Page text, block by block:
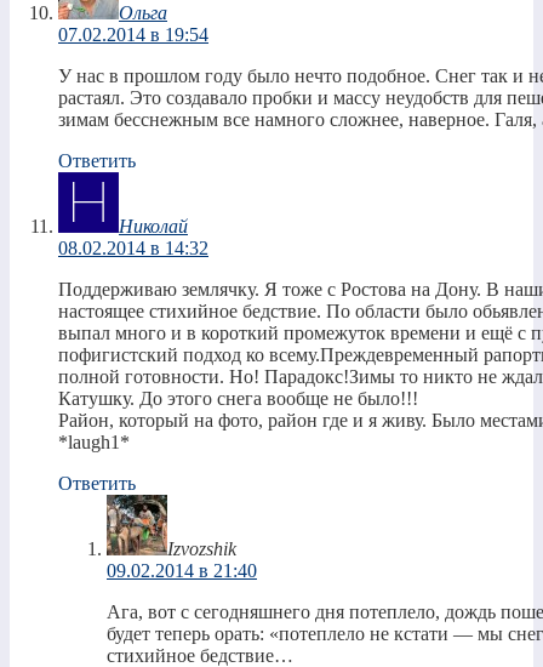
Ольга
07.02.2014 в 19:54
У нас в прошлом году было нечто подобное. Снег так и
растаял. Это создавало пробки и массу неудобств для
зимам бесснежным все намного сложнее, наверное. Галя,
Ответить
Николай
08.02.2014 в 14:32
Поддерживаю землячку. Я тоже с Ростова на Дону. В
настоящее стихийное бедствие. По области было
выпал много и в короткий промежуток времени и ещё
пофигистский подход ко всему.Преждевременный
полной готовности. Но! Парадокс!Зимы то никто не
Катушку. До этого снега вообще не было!!!
Район, который на фото, район где и я живу. Было
*laugh1*
Ответить
Izvozshik
09.02.2014 в 21:40
Ага, вот с сегодняшнего дня потеплело, дождь
будет теперь орать: «потеплело не кстати — мы
стихийное бедствие…